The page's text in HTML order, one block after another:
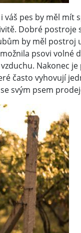
váš pes by měl
Dobré
by měl postroj
psovi volné
Nakonec
často vyhovují
svým psem